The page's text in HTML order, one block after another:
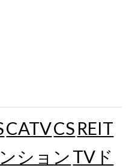
CATVCS REIT
ション TVド